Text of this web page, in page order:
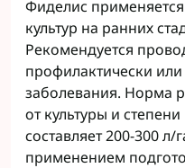
Фиделис
культур на ранних
Рекомендуется
профилактически
заболевания. Норма
от культуры и
составляет 200-300
применением